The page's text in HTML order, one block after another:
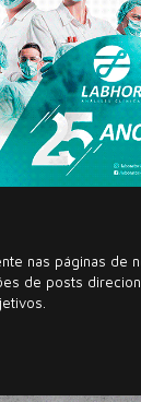
Sociais
nas páginas de
de posts